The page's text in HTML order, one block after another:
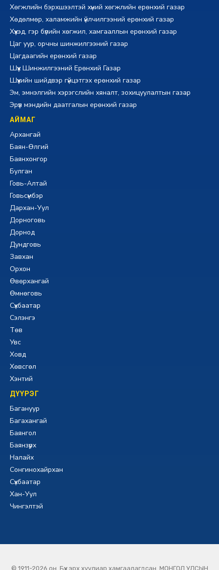
Хөгжлийн бэрхшээлтэй хүний хөгжлийн ерөнхий газар
Хөдөлмөр, халамжийн үйлчилгээний ерөнхий газар
Хүүхэд, гэр бүлийн хөгжил, хамгааллын ерөнхий газар
Цаг уур, орчны шинжилгээний газар
Цагдаагийн ерөнхий газар
Шүүх Шинжилгээний Ерөнхий Газар
Шүүхийн шийдвэр гүйцэтгэх ерөнхий газар
Эм, эмнэлгийн хэрэгслийн хяналт, зохицуулалтын газар
Эрүүл мэндийн даатгалын ерөнхий газар
АЙМАГ
Архангай
Баян-Өлгий
Баянхонгор
Булган
Говь-Алтай
Говьсүмбэр
Дархан-Уул
Дорноговь
Дорнод
Дундговь
Завхан
Орхон
Өвөрхангай
Өмнөговь
Сүхбаатар
Сэлэнгэ
Төв
Увс
Ховд
Хөвсгөл
Хэнтий
ДҮҮРЭГ
Багануур
Багахангай
Баянгол
Баянзүрх
Налайх
Сонгинохайрхан
Сүхбаатар
Хан-Уул
Чингэлтэй
© 1911-2026 он. Бүх эрх хуулиар хамгаалагдсан. МОНГОЛ УЛСЫН